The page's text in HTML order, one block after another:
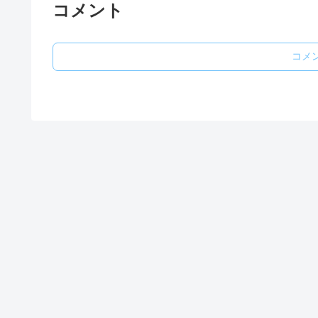
コメント
コメ